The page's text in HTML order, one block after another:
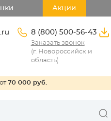
Акции
8 (800) 500-56-43
Заказать звонок
(г. Новороссийск и
область)
70 000 руб.